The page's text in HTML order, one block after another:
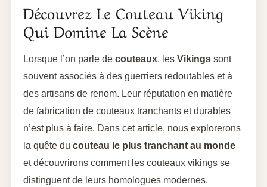
Découvrez Le Couteau Viking
Qui Domine La Scène
Lorsque l’on parle de couteaux, les Vikings sont
souvent associés à des guerriers redoutables et à
des artisans de renom. Leur réputation en matière
de fabrication de couteaux tranchants et durables
n’est plus à faire. Dans cet article, nous explorerons
la quête du couteau le plus tranchant au monde
et découvrirons comment les couteaux vikings se
distinguent de leurs homologues modernes.